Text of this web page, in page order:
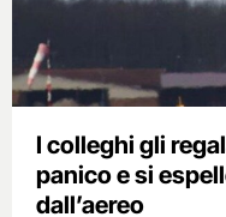
I colleghi gli
panico e si
dall’aereo